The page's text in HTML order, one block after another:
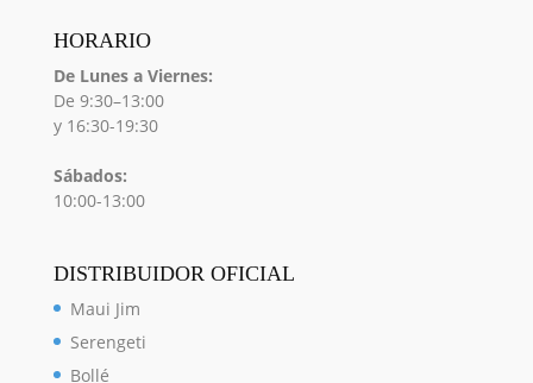
HORARIO
De Lunes a Viernes:
De 9:30–13:00
y 16:30-19:30
Sábados:
10:00-13:00
DISTRIBUIDOR OFICIAL
Maui Jim
Serengeti
Bollé